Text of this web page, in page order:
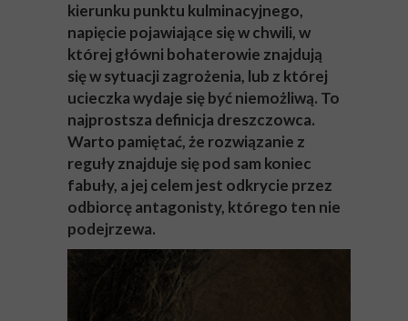
kierunku punktu kulminacyjnego,
napięcie pojawiające się w chwili, w
której główni bohaterowie znajdują
się w sytuacji zagrożenia, lub z której
ucieczka wydaje się być niemożliwą. To
najprostsza definicja dreszczowca.
Warto pamiętać, że rozwiązanie z
reguły znajduje się pod sam koniec
fabuły, a jej celem jest odkrycie przez
odbiorcę antagonisty, którego ten nie
podejrzewa.